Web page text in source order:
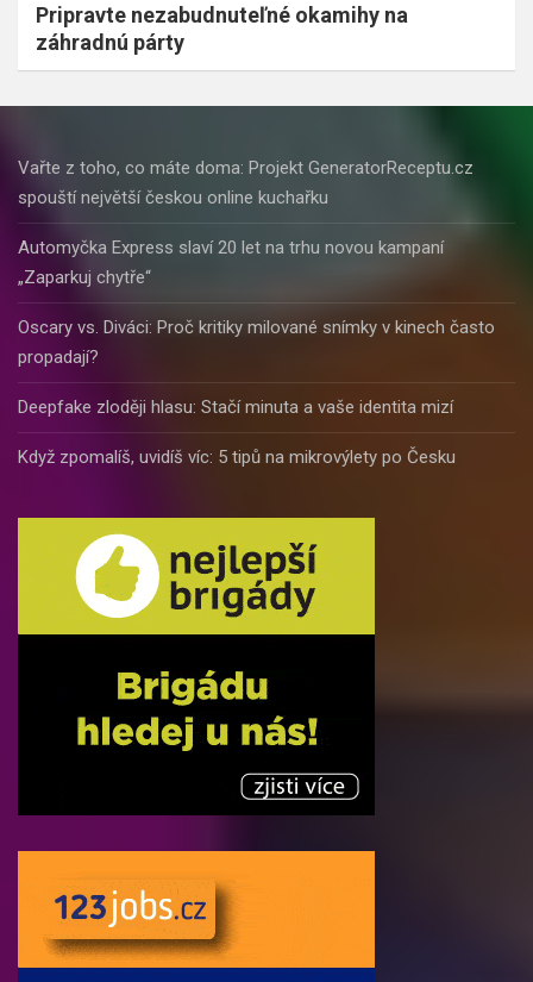
Pripravte nezabudnuteľné okamihy na
záhradnú párty
Vařte z toho, co máte doma: Projekt GeneratorReceptu.cz
spouští největší českou online kuchařku
Automyčka Express slaví 20 let na trhu novou kampaní
„Zaparkuj chytře“
Oscary vs. Diváci: Proč kritiky milované snímky v kinech často
propadají?
Deepfake zloději hlasu: Stačí minuta a vaše identita mizí
Když zpomalíš, uvidíš víc: 5 tipů na mikrovýlety po Česku